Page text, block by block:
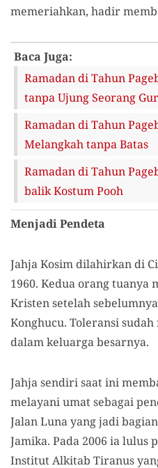
memeriahkan, hadir
Baca Juga:
Ramadan di Tahun
tanpa Ujung Seorang
Ramadan di Tahun
Melangkah tanpa Batas
Ramadan di Tahun
balik Kostum Pooh
Menjadi Pendeta
Jahja Kosim dilahirkan di
1960. Kedua orang tuanya
Kristen setelah
Konghucu. Toleransi
dalam keluarga besarnya.
Jahja sendiri saat ini
melayani umat sebagai
Jalan Luna yang jadi
Jamika. Pada 2006 ia
Institut Alkitab Tiranus